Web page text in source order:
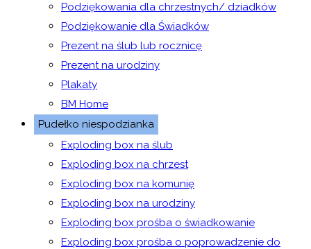
Podziękowania dla chrzestnych/ dziadków
Podziękowanie dla Świadków
Prezent na ślub lub rocznicę
Prezent na urodziny
Plakaty
BM Home
Pudełko niespodzianka
Exploding box na ślub
Exploding box na chrzest
Exploding box na komunię
Exploding box na urodziny
Exploding box prośba o świadkowanie
Exploding box prośba o poprowadzenie do